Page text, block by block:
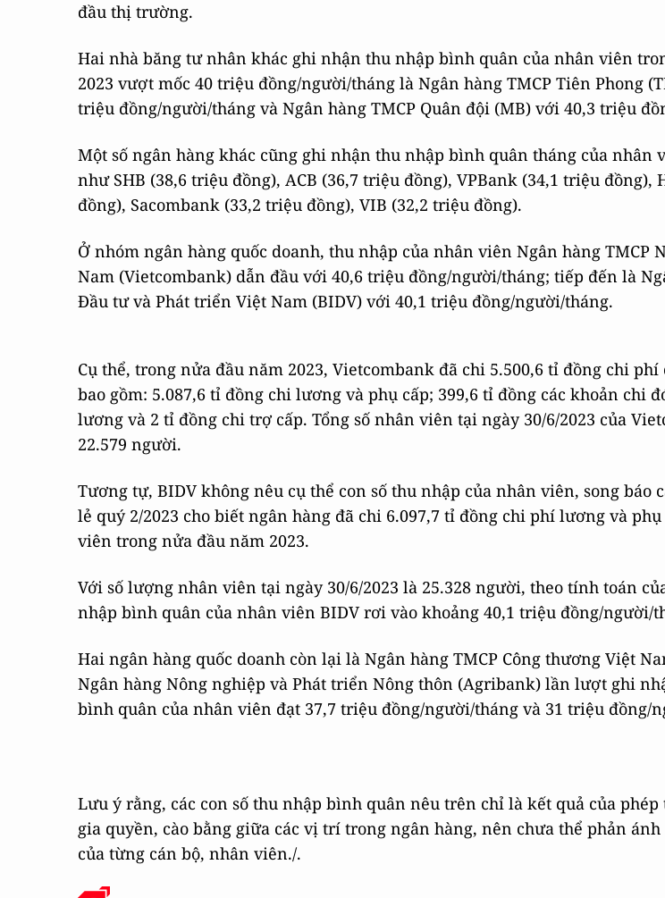
đầu thị trường.
Hai nhà băng tư nhân khác ghi nhận thu nhập bình quân của nhân viên
2023 vượt mốc 40 triệu đồng/người/tháng là Ngân hàng TMCP Tiên Phong
triệu đồng/người/tháng và Ngân hàng TMCP Quân đội (MB) với 40,3 triệu
Một số ngân hàng khác cũng ghi nhận thu nhập bình quân tháng của nhân
như SHB (38,6 triệu đồng), ACB (36,7 triệu đồng), VPBank (34,1 triệu đồng),
đồng), Sacombank (33,2 triệu đồng), VIB (32,2 triệu đồng).
Ở nhóm ngân hàng quốc doanh, thu nhập của nhân viên Ngân hàng TMCP
Nam (Vietcombank) dẫn đầu với 40,6 triệu đồng/người/tháng; tiếp đến là
Đầu tư và Phát triển Việt Nam (BIDV) với 40,1 triệu đồng/người/tháng.
Cụ thể, trong nửa đầu năm 2023, Vietcombank đã chi 5.500,6 tỉ đồng chi
bao gồm: 5.087,6 tỉ đồng chi lương và phụ cấp; 399,6 tỉ đồng các khoản chi
lương và 2 tỉ đồng chi trợ cấp. Tổng số nhân viên tại ngày 30/6/2023 của
22.579 người.
Tương tự, BIDV không nêu cụ thể con số thu nhập của nhân viên, song báo
lẻ quý 2/2023 cho biết ngân hàng đã chi 6.097,7 tỉ đồng chi phí lương và
viên trong nửa đầu năm 2023.
Với số lượng nhân viên tại ngày 30/6/2023 là 25.328 người, theo tính toán
nhập bình quân của nhân viên BIDV rơi vào khoảng 40,1 triệu đồng/người/
Hai ngân hàng quốc doanh còn lại là Ngân hàng TMCP Công thương Việt
Ngân hàng Nông nghiệp và Phát triển Nông thôn (Agribank) lần lượt ghi
bình quân của nhân viên đạt 37,7 triệu đồng/người/tháng và 31 triệu đồng/
Lưu ý rằng, các con số thu nhập bình quân nêu trên chỉ là kết quả của
gia quyền, cào bằng giữa các vị trí trong ngân hàng, nên chưa thể phản
của từng cán bộ, nhân viên./.